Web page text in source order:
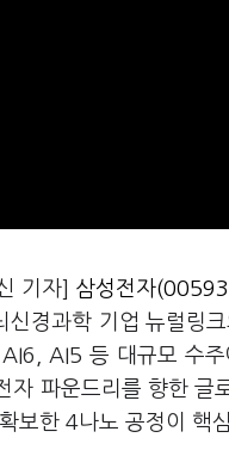
기자] 삼성전자
신경과학 기업 뉴럴링
AI5 등 대규모 수
자 파운드리를 향한
보한 4나노 공정이 핵